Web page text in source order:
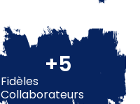
Fidèles
Collaborateurs
+8